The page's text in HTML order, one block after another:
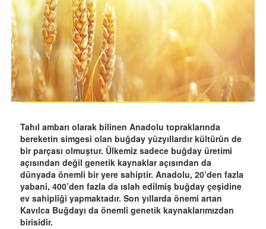
Tahıl ambarı olarak bilinen Anadolu topraklarında
bereketin simgesi olan buğday yüzyıllardır kültürün de
bir parçası olmuştur. Ülkemiz sadece buğday üretimi
açısından değil genetik kaynaklar açısından da
dünyada önemli bir yere sahiptir. Anadolu, 20’den fazla
yabani, 400’den fazla da ıslah edilmiş buğday çeşidine
ev sahipliği yapmaktadır. Son yıllarda önemi artan
Kavılca Buğdayı da önemli genetik kaynaklarımızdan
birisidir.